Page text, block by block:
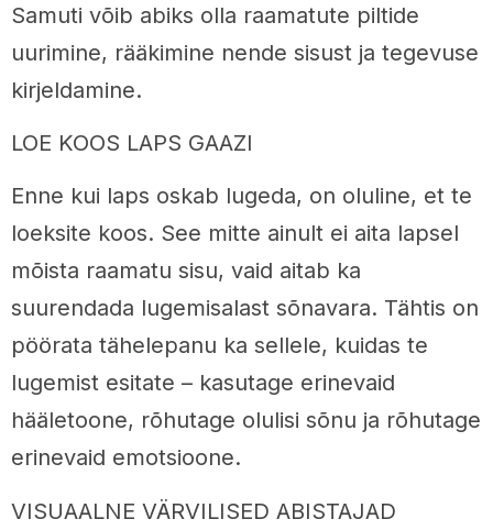
Samuti võib abiks olla raamatute piltide
uurimine, rääkimine nende sisust ja tegevuse
kirjeldamine.
LOE KOOS LAPS GAAZI
Enne kui laps oskab lugeda, on oluline, et te
loeksite koos. See mitte ainult ei aita lapsel
mõista raamatu sisu, vaid aitab ka
suurendada lugemisalast sõnavara. Tähtis on
pöörata tähelepanu ka sellele, kuidas te
lugemist esitate – kasutage erinevaid
hääletoone, rõhutage olulisi sõnu ja rõhutage
erinevaid emotsioone.
VISUAALNE VÄRVILISED ABISTAJAD